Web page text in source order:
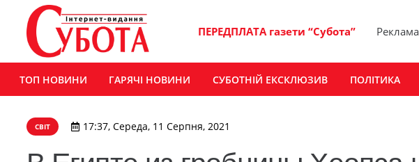
ПЕРЕДПЛАТА газети “Субота” Реклама
ТОП НОВИНИ ГАРЯЧІ НОВИНИ СУБОТНІЙ ЕКСКЛЮЗИВ ПОЛІТИКА
СВІТ 17:37, Середа, 11 Серпня, 2021